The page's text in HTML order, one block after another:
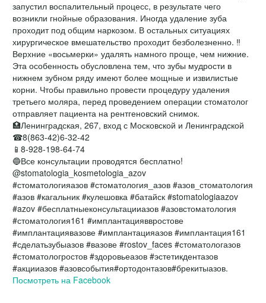
запустил воспалительный процесс, в результате чего
возникли гнойные образования. Иногда удаление зуба
проходит под общим наркозом. В остальных ситуациях
хирургическое вмешательство проходит безболезненно. ‼️
Верхние «восьмерки» удалять намного проще, чем нижние.
Эта особенность обусловлена тем, что зубы мудрости в
нижнем зубном ряду имеют более мощные и извилистые
корни. Чтобы правильно провести процедуру удаления
третьего моляра, перед проведением операции стоматолог
отправляет пациента на рентгеновский снимок.
🏥Ленинградская, 267, вход с Московской и Ленинградской
☎8(863-42)6-32-42
📱8-928-198-64-74
🔵Все консультации проводятся бесплатно!
@stomatologia_kosmetologia_azov
#стоматологияазов #стоматология_азов #азов_стоматология
#азов #кагальник #кулешовка #батайск #stomatologiaazov
#azov #бесплатныеконсультацииазов #азовстоматология
#стоматология161 #имплантацияввростове
#имплантациявазове #имплантацияазов #имплантация161
#сделатьзубыазов #вазове #rostov_faces #стоматологазов
#стоматологростов #здоровьеазов #эстетикдентазов
#акцииазов #азовсобытия#ортодонтазов#брекитыазов.
Посмотреть на Facebook